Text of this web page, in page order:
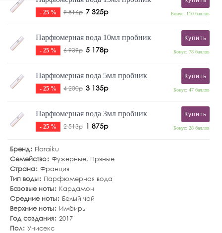
- 25 % 9 816р 7 325р Бонус: 110 баллов
Парфюмерная вода 10мл пробник
- 25 % 6 939р 5 178р
Купить
Бонус: 78 баллов
Парфюмерная вода 5мл пробник
- 25 % 4 200р 3 135р
Купить
Бонус: 47 баллов
Парфюмерная вода 3мл пробник
- 25 % 2 513р 1 875р
Купить
Бонус: 28 баллов
Бренд
Floraiku
Семейство Фужерные, Пряные
Страна Франция
Тип воды
Парфюмерная вода
Базовые ноты
Кардамон
Средние ноты
Белый чай
Верхние ноты
Имбирь
Год создания 2017
Пол Унисекс